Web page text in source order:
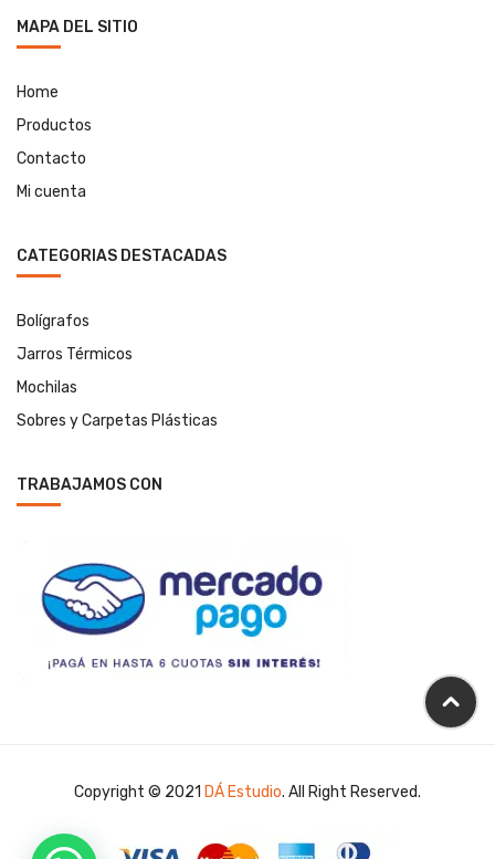
MAPA DEL SITIO
Home
Productos
Contacto
Mi cuenta
CATEGORIAS DESTACADAS
Bolígrafos
Jarros Térmicos
Mochilas
Sobres y Carpetas Plásticas
TRABAJAMOS CON
Copyright © 2021 DÁ Estudio. All Right Reserved.